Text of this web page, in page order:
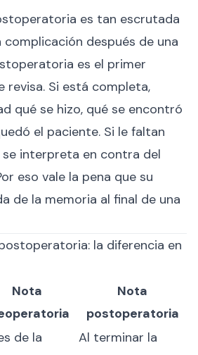
es tan escrutada
complicación después de una
es el primer
revisa. Si está completa,
qué se hizo, qué se encontró
el paciente. Si le faltan
se interpreta en contra del
eso vale la pena que su
de la memoria al final de una
la diferencia en
Nota
Nota
postoperatoria
de la
Al terminar la